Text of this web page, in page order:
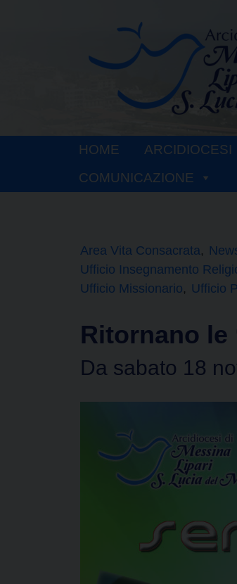
HOME ARCIDIOCESI
COMUNICAZIONE
Area Vita Consacrata
Ufficio Insegnamento
Ufficio Missionario
Ufficio
Ritornano le
Da sabato 18